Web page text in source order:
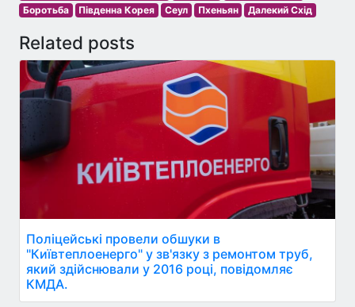
Боротьба
Південна Корея Сеул Пхеньян Далекий Схід
Related posts
Поліцейські провели обшуки в
"Київтеплоенерго" у зв'язку з ремонтом труб,
який здійснювали у 2016 році, повідомляє
КМДА.